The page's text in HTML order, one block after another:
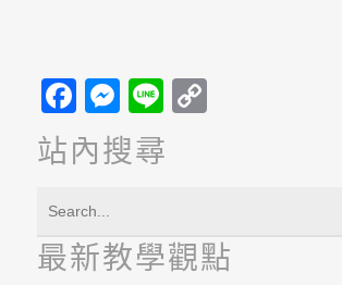
Facebook
Messenger
Line
站內搜尋
最新教學觀點